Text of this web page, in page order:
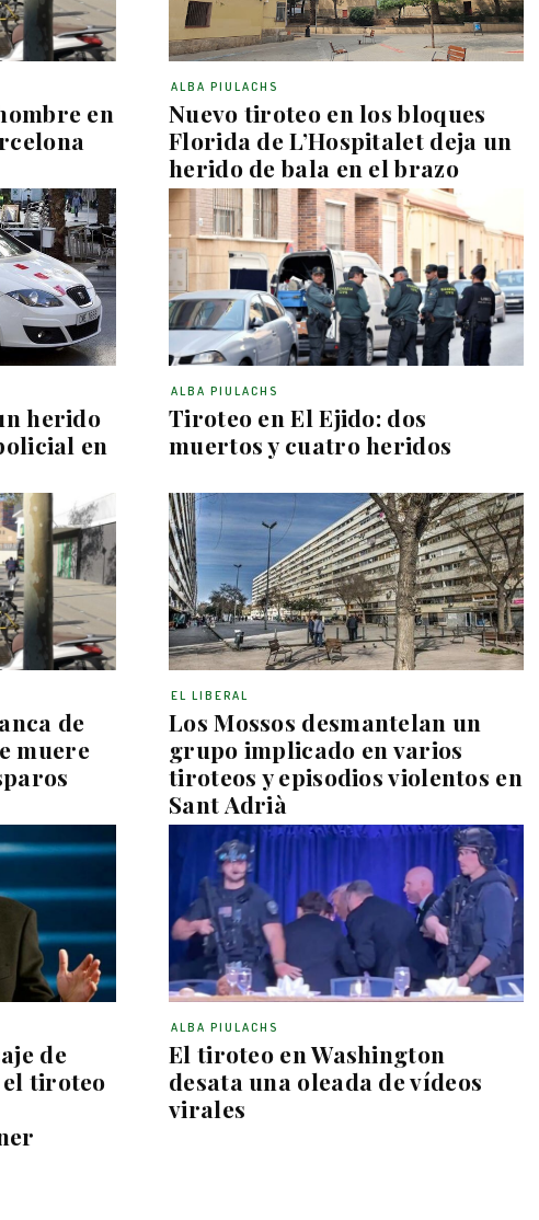
en
Nuevo tiroteo en los bloques
Florida de L’Hospitalet deja un
herido de bala en el brazo
ALBA PIULACHS
herido
en
Tiroteo en El Ejido: dos
muertos y cuatro heridos
ALBA PIULACHS
de
muere
Los Mossos desmantelan un
grupo implicado en varios
tiroteos y episodios violentos en
Sant Adrià
EL LIBERAL
de
el tiroteo
El tiroteo en Washington
desata una oleada de vídeos
virales
ALBA PIULACHS